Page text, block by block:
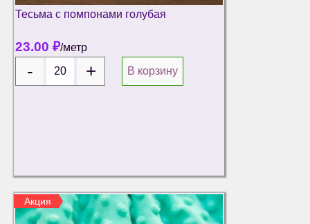
Тесьма с помпонами голубая
23.00 ₽/метр
В корзину
Акция